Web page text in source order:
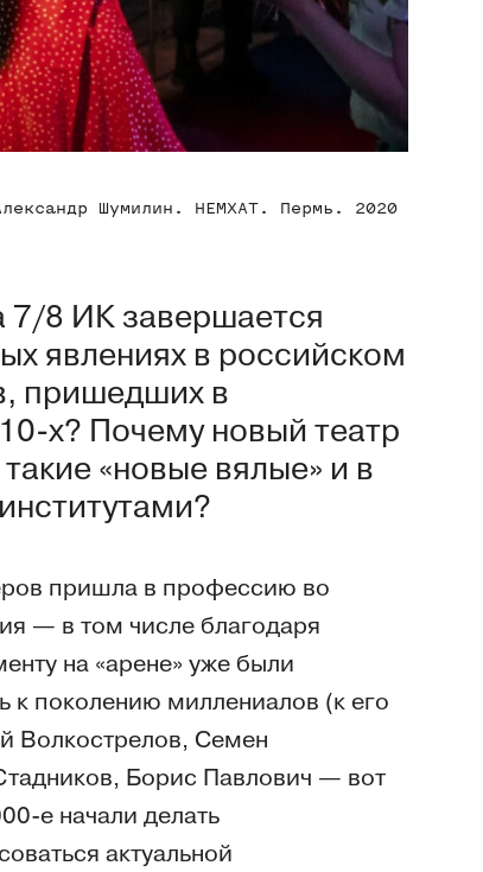
Шумилин. НЕМХАТ. Пермь. 2020
8 ИК завершается
явлениях в российском
пришедших в
х? Почему новый театр
«новые вялые» и в
пришла в профессию во
— в том числе благодаря
на «арене» уже были
поколению миллениалов (к его
Волкострелов, Семен
Борис Павлович — вот
начали делать
актуальной